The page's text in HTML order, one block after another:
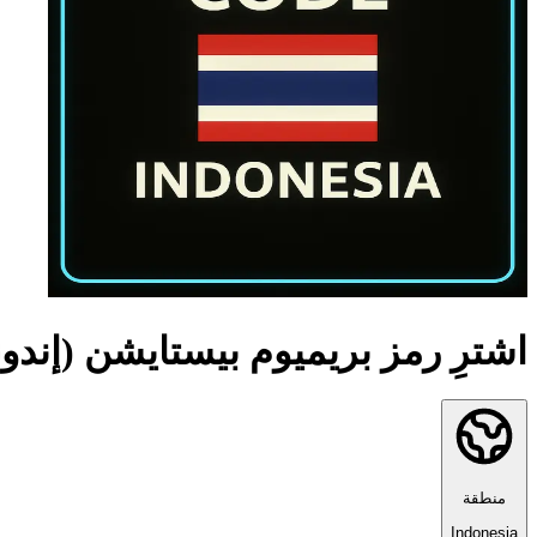
اشترِ رمز بريميوم بيستايشن
منطقة
Indonesia